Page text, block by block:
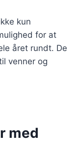
kun
for at
året rundt. De
venner og
med